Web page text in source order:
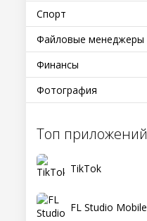
Спорт
Файловые менеджеры
Финансы
Фотография
Топ приложений
TikTok
FL Studio Mobile